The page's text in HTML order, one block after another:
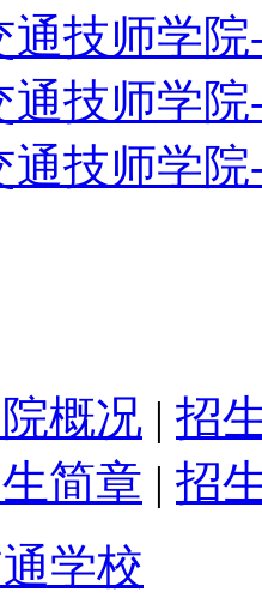
通技师学
通技师学
通技师学
概况 | 招
简章 | 招
学校